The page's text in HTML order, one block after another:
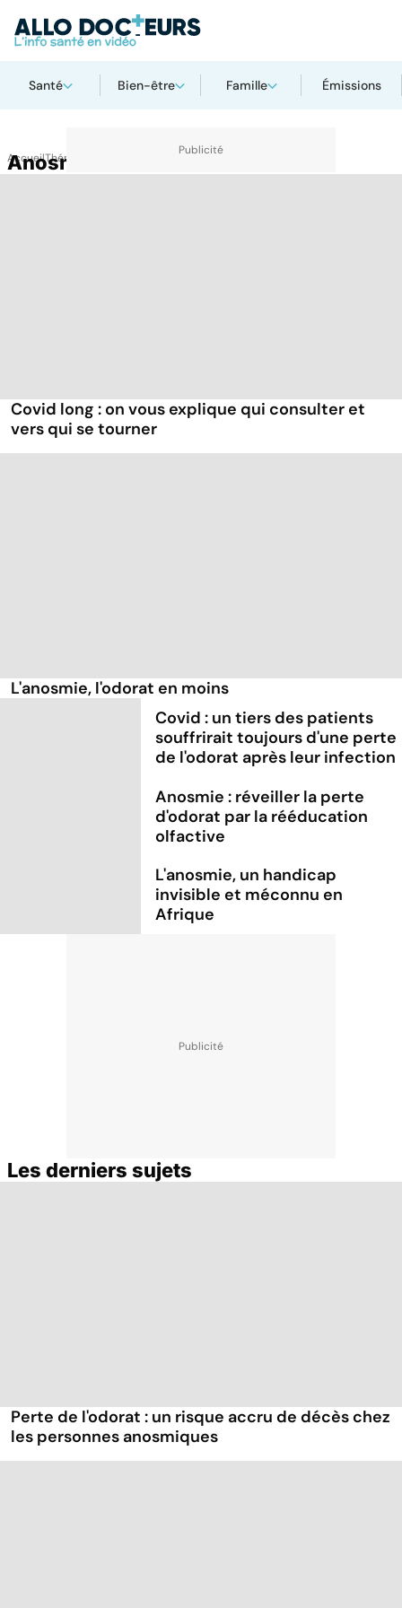
Santé Bien-être Famille Émissions
AccueilThématiques
Anosmie
Covid long : on vous explique qui consulter et
vers qui se tourner
L'anosmie, l'odorat en moins
Covid : un tiers des patients
souffrirait toujours d'une perte
de l'odorat après leur infection
Anosmie : réveiller la perte
d'odorat par la rééducation
olfactive
L'anosmie, un handicap
invisible et méconnu en
Afrique
Les derniers sujets
Perte de l'odorat : un risque accru de décès chez
les personnes anosmiques